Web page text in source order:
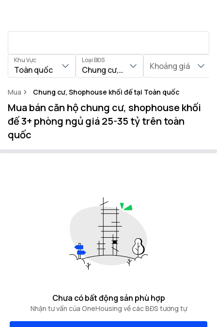
Khu Vực
Toàn quốc
Loại BĐS
Chung cư, Shophouse khối đế
Khoảng giá
Mua Chung cư, Shophouse khối đế tại Toàn quốc
Mua bán căn hộ chung cư, shophouse khối
đế 3+ phòng ngủ giá 25-35 tỷ trên toàn
quốc
Chưa có bất động sản phù hợp
Nhận tư vấn của OneHousing về các BĐS tương tự